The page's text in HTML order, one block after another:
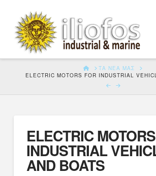
HOMEΤΑ ΝΈΑ ΜΑΣ
ELECTRIC MOTORS FOR INDUSTRIAL
ELECTRIC
INDUSTRIAL
AND BOATS